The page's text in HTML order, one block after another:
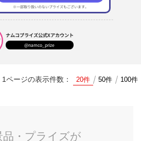
※一部取り扱いのないプライズもございます。
ナムコプライズ公式Xアカウント
@namco_prize
1ページの表示件数： 20件 50件 100件